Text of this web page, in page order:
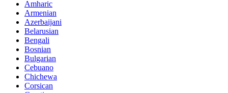
Amharic
Armenian
Azerbaijani
Belarusian
Bengali
Bosnian
Bulgarian
Cebuano
Chichewa
Corsican